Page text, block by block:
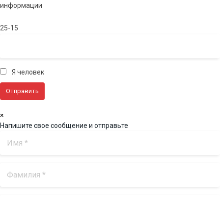
информации
25-15
Я человек
×
Напишите свое сообщение и отправьте